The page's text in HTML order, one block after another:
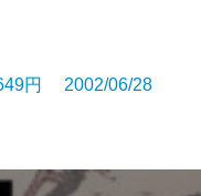
円 2002/06/28